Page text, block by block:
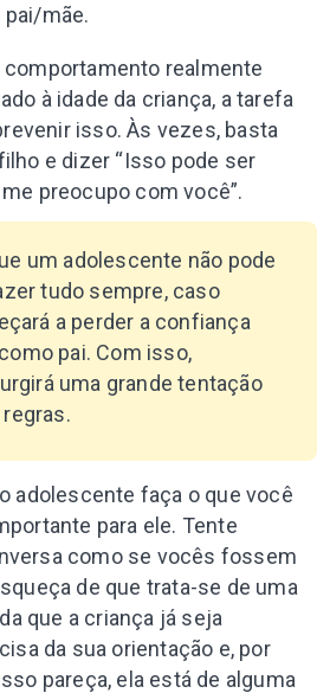
mãe.
realmente
à idade da criança, a tarefa
isso. Às vezes, basta
e dizer “Isso pode ser
preocupo com você”.
um adolescente não pode
tudo sempre, caso
a perder a confiança
pai. Com isso,
uma grande tentação
adolescente faça o que você
para ele. Tente
como se vocês fossem
de que trata-se de uma
que a criança já seja
da sua orientação e, por
pareça, ela está de alguma